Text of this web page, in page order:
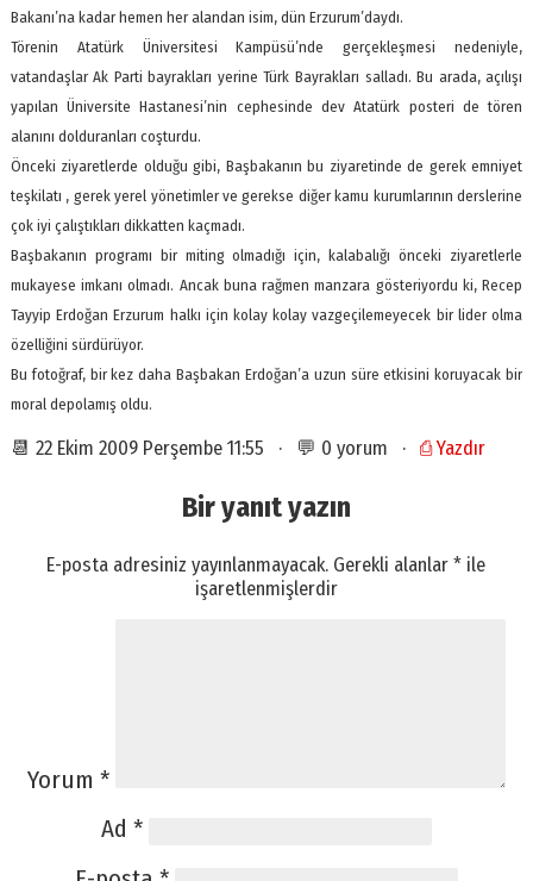
Bakanı’na kadar hemen her alandan isim, dün Erzurum’daydı.
Törenin Atatürk Üniversitesi Kampüsü’nde gerçekleşmesi nedeniyle,
vatandaşlar Ak Parti bayrakları yerine Türk Bayrakları salladı. Bu arada, açılışı
yapılan Üniversite Hastanesi’nin cephesinde dev Atatürk posteri de tören
alanını dolduranları coşturdu.
Önceki ziyaretlerde olduğu gibi, Başbakanın bu ziyaretinde de gerek emniyet
teşkilatı , gerek yerel yönetimler ve gerekse diğer kamu kurumlarının derslerine
çok iyi çalıştıkları dikkatten kaçmadı.
Başbakanın programı bir miting olmadığı için, kalabalığı önceki ziyaretlerle
mukayese imkanı olmadı. Ancak buna rağmen manzara gösteriyordu ki, Recep
Tayyip Erdoğan Erzurum halkı için kolay kolay vazgeçilemeyecek bir lider olma
özelliğini sürdürüyor.
Bu fotoğraf, bir kez daha Başbakan Erdoğan’a uzun süre etkisini koruyacak bir
moral depolamış oldu.
📆 22 Ekim 2009 Perşembe 11:55 · 💬 0 yorum · ⎙ Yazdır
Bir yanıt yazın
E-posta adresiniz yayınlanmayacak. Gerekli alanlar* ile
işaretlenmişlerdir
Yorum *
Ad *